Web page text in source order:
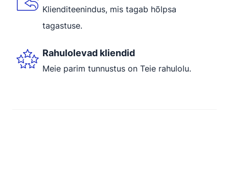
Klienditeenindus, mis tagab hõlpsa
tagastuse.
Rahulolevad kliendid
Meie parim tunnustus on Teie rahulolu.